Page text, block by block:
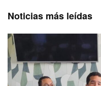
Noticias más leídas